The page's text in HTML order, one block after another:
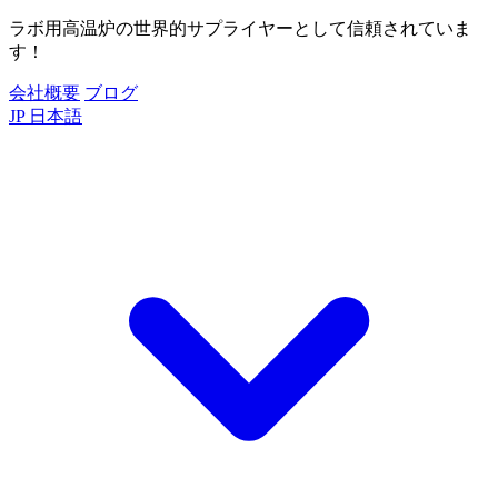
ラボ用高温炉の世界的サプライヤーとして信頼されていま
す！
会社概要 ブログ
JP 日本語